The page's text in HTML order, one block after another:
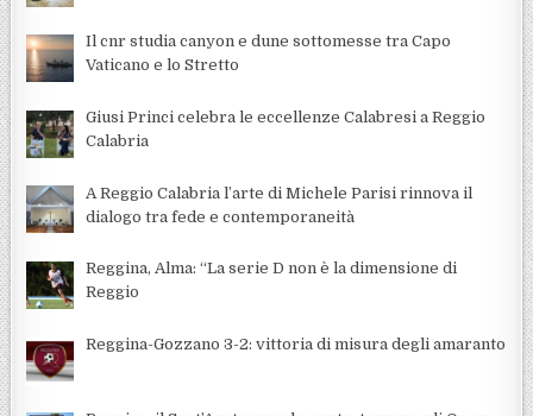
Il cnr studia canyon e dune sottomesse tra Capo
Vaticano e lo Stretto
Giusi Princi celebra le eccellenze Calabresi a Reggio
Calabria
A Reggio Calabria l’arte di Michele Parisi rinnova il
dialogo tra fede e contemporaneità
Reggina, Alma: “La serie D non è la dimensione di
Reggio
Reggina-Gozzano 3-2: vittoria di misura degli amaranto